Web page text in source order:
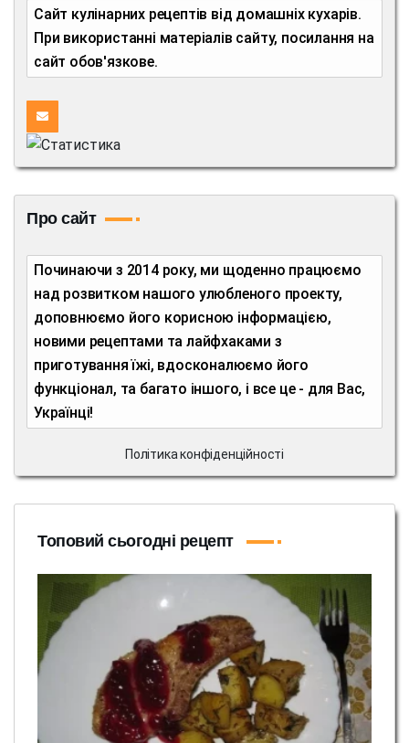
Сайт кулінарних рецептів від домашніх кухарів.
При використанні матеріалів сайту, посилання на
сайт обов'язкове.
Про сайт
Починаючи з 2014 року, ми щоденно працюємо
над розвитком нашого улюбленого проекту,
доповнюємо його корисною інформацією,
новими рецептами та лайфхаками з
приготування їжі, вдосконалюємо його
функціонал, та багато іншого, і все це - для Вас,
Українці!
Політика конфіденційності
Топовий сьогодні рецепт